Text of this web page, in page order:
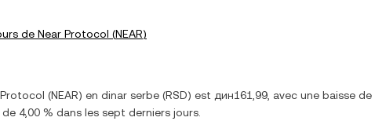
de Near Protocol (NEAR)
(NEAR) en dinar serbe (RSD) est дин161,99 , avec une baisse de
de 4,00 % dans les sept derniers jours.